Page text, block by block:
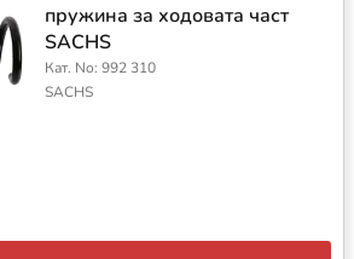
пружина за ходовата част
SACHS
Кат. No: 992 310
SACHS